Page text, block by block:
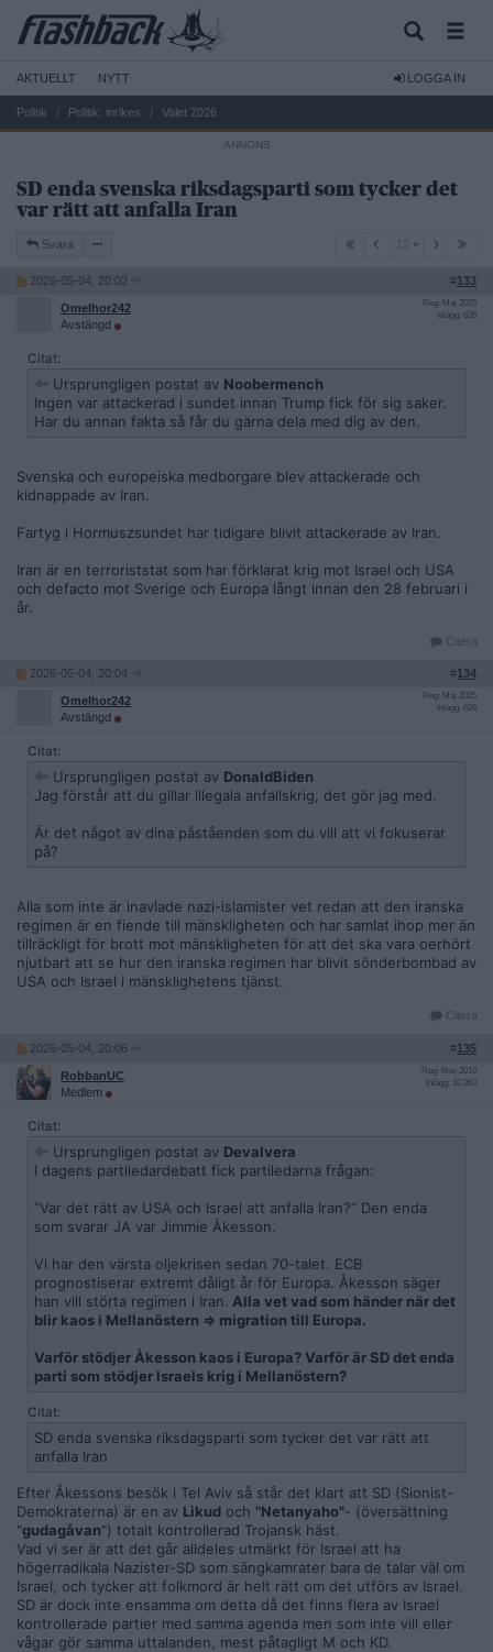
AKTUELLT NYTT LOGGA IN
Politik Politik: inrikes Valet 2026
SD enda svenska riksdagsparti som tycker det
var rätt att anfalla Iran
Svara
2026-05-04, 20:02 #133
Omelhor242
Avstängd
Reg: Maj 2025
Inlägg: 626
Citat:
Ursprungligen postat av Noobermench
Ingen var attackerad i sundet innan Trump fick för sig saker.
Har du annan fakta så får du gärna dela med dig av den.
Svenska och europeiska medborgare blev attackerade och
kidnappade av Iran.
Fartyg i Hormuszsundet har tidigare blivit attackerade av Iran.
Iran är en terroriststat som har förklarat krig mot Israel och USA
och defacto mot Sverige och Europa långt innan den 28 februari i
år.
Citera
2026-05-04, 20:04 #134
Omelhor242
Avstängd
Reg: Maj 2025
Inlägg: 626
Citat:
Ursprungligen postat av DonaldBiden
Jag förstår att du gillar illegala anfallskrig, det gör jag med.
Är det något av dina påståenden som du vill att vi fokuserar
på?
Alla som inte är inavlade nazi-islamister vet redan att den iranska
regimen är en fiende till mänskligheten och har samlat ihop mer än
tillräckligt för brott mot mänskligheten för att det ska vara oerhört
njutbart att se hur den iranska regimen har blivit sönderbombad av
USA och Israel i mänsklighetens tjänst.
Citera
2026-05-04, 20:06 #135
RobbanUC
Medlem
Reg: Nov 2010
Inlägg: 10 363
Citat:
Ursprungligen postat av Devalvera
I dagens partiledardebatt fick partiledarna frågan:
”Var det rätt av USA och Israel att anfalla Iran?” Den enda
som svarar JA var Jimmie Åkesson.
Vi har den värsta oljekrisen sedan 70-talet. ECB
prognostiserar extremt dåligt år för Europa. Åkesson säger
han vill störta regimen i Iran. Alla vet vad som händer när det
blir kaos i Mellanöstern => migration till Europa.
Varför stödjer Åkesson kaos i Europa? Varför är SD det enda
parti som stödjer Israels krig i Mellanöstern?
Citat:
SD enda svenska riksdagsparti som tycker det var rätt att
anfalla Iran
Efter Åkessons besök i Tel Aviv så står det klart att SD (Sionist-
Demokraterna) är en av Likud och "Netanyaho"- (översättning
"gudagåvan") totalt kontrollerad Trojansk häst.
Vad vi ser är att det går alldeles utmärkt för Israel att ha
högerradikala Nazister-SD som sängkamrater bara de talar väl om
Israel, och tycker att folkmord är helt rätt om det utförs av Israel.
SD är dock inte ensamma om detta då det finns flera av Israel
kontrollerade partier med samma agenda men som inte vill eller
vågar gör samma uttalanden, mest påtagligt M och KD.